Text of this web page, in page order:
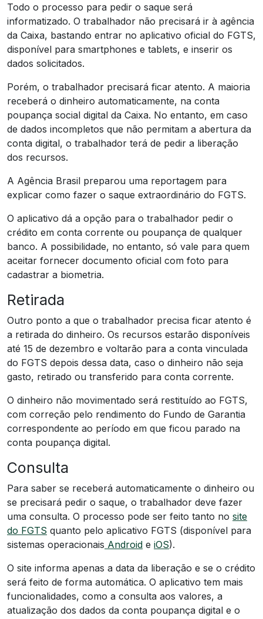
Todo o processo para pedir o saque será
informatizado. O trabalhador não precisará ir à agência
da Caixa, bastando entrar no aplicativo oficial do FGTS,
disponível para smartphones e tablets, e inserir os
dados solicitados.
Porém, o trabalhador precisará ficar atento. A maioria
receberá o dinheiro automaticamente, na conta
poupança social digital da Caixa. No entanto, em caso
de dados incompletos que não permitam a abertura da
conta digital, o trabalhador terá de pedir a liberação
dos recursos.
A Agência Brasil preparou uma reportagem para
explicar como fazer o saque extraordinário do FGTS.
O aplicativo dá a opção para o trabalhador pedir o
crédito em conta corrente ou poupança de qualquer
banco. A possibilidade, no entanto, só vale para quem
aceitar fornecer documento oficial com foto para
cadastrar a biometria.
Retirada
Outro ponto a que o trabalhador precisa ficar atento é
a retirada do dinheiro. Os recursos estarão disponíveis
até 15 de dezembro e voltarão para a conta vinculada
do FGTS depois dessa data, caso o dinheiro não seja
gasto, retirado ou transferido para conta corrente.
O dinheiro não movimentado será restituído ao FGTS,
com correção pelo rendimento do Fundo de Garantia
correspondente ao período em que ficou parado na
conta poupança digital.
Consulta
Para saber se receberá automaticamente o dinheiro ou
se precisará pedir o saque, o trabalhador deve fazer
uma consulta. O processo pode ser feito tanto no site
do FGTS quanto pelo aplicativo FGTS (disponível para
sistemas operacionais Android e iOS).
O site informa apenas a data da liberação e se o crédito
será feito de forma automática. O aplicativo tem mais
funcionalidades, como a consulta aos valores, a
atualização dos dados da conta poupança digital e o